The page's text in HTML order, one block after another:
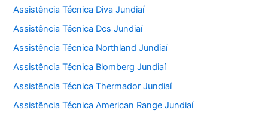
Assistência Técnica Diva Jundiaí
Assistência Técnica Dcs Jundiaí
Assistência Técnica Northland Jundiaí
Assistência Técnica Blomberg Jundiaí
Assistência Técnica Thermador Jundiaí
Assistência Técnica American Range Jundiaí